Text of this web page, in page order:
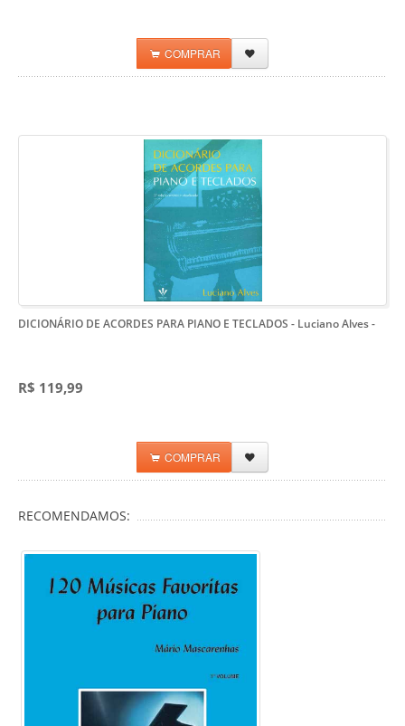
COMPRAR
DICIONÁRIO DE ACORDES PARA PIANO E TECLADOS - Luciano Alves-
R$ 119,99
COMPRAR
RECOMENDAMOS: